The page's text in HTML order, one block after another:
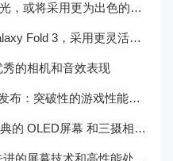
OPPO Reno 7传闻曝光，或将采用更为出色的摄像头和实用功能
Samsung推出新款Galaxy Fold 3，采用更灵活的折叠屏技术和更高效的处理器
的相机和音效表现
ASUS ROG Phone 6发布：突破性的游戏性能和出众的音频效果
索尼Xperia 5 II搭载经典的 OLED屏幕 和三摄相机，表现非常出色
Xiaomi Mi 13发布：先进的屏幕技术和高性能处理器